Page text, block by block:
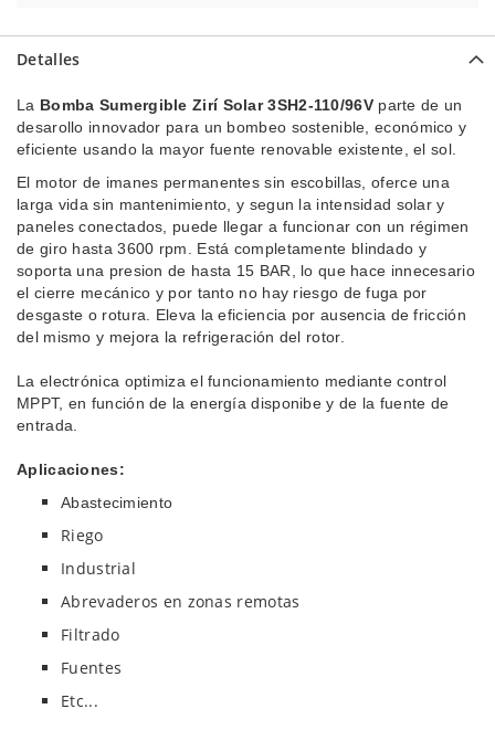
Detalles
La Bomba Sumergible Zirí Solar 3SH2-110/96Vparte de un
desarollo innovador para un bombeo sostenible, económico y
eficiente usando la mayor fuente renovable existente, el sol.
El motor de imanes permanentes sin escobillas, oferce una
larga vida sin mantenimiento, y segun la intensidad solar y
paneles conectados, puede llegar a funcionar con un régimen
de giro hasta 3600 rpm. Está completamente blindado y
soporta una presion de hasta 15 BAR, lo que hace innecesario
el cierre mecánico y por tanto no hay riesgo de fuga por
desgaste o rotura. Eleva la eficiencia por ausencia de fricción
del mismo y mejora la refrigeración del rotor.
La electrónica optimiza el funcionamiento mediante control
MPPT, en función de la energía disponibe y de la fuente de
entrada.
Aplicaciones:
Abastecimiento
Riego
Industrial
Abrevaderos en zonas remotas
Filtrado
Fuentes
Etc...